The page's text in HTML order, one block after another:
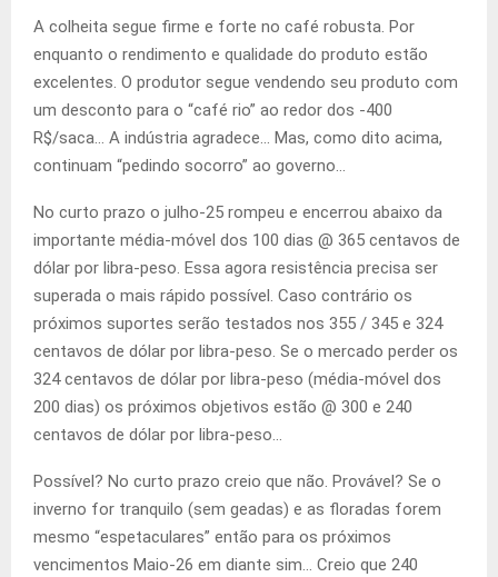
A colheita segue firme e forte no café robusta. Por
enquanto o rendimento e qualidade do produto estão
excelentes. O produtor segue vendendo seu produto com
um desconto para o “café rio” ao redor dos -400
R$/saca… A indústria agradece… Mas, como dito acima,
continuam “pedindo socorro” ao governo…
No curto prazo o julho-25 rompeu e encerrou abaixo da
importante média-móvel dos 100 dias @ 365 centavos de
dólar por libra-peso. Essa agora resistência precisa ser
superada o mais rápido possível. Caso contrário os
próximos suportes serão testados nos 355 / 345 e 324
centavos de dólar por libra-peso. Se o mercado perder os
324 centavos de dólar por libra-peso (média-móvel dos
200 dias) os próximos objetivos estão @ 300 e 240
centavos de dólar por libra-peso…
Possível? No curto prazo creio que não. Provável? Se o
inverno for tranquilo (sem geadas) e as floradas forem
mesmo “espetaculares” então para os próximos
vencimentos Maio-26 em diante sim… Creio que 240